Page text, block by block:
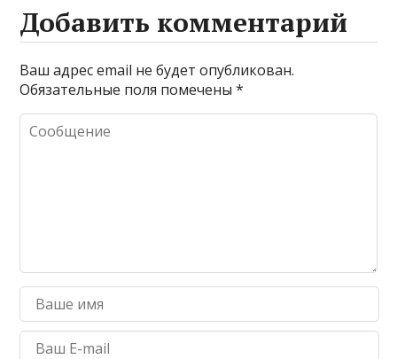
Добавить комментарий
Ваш адрес email не будет опубликован.
Обязательные поля помечены*